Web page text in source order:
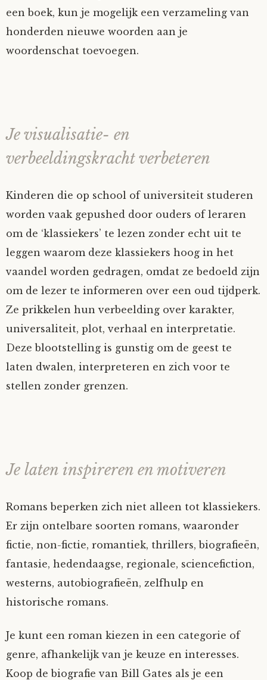
een boek, kun je mogelijk een verzameling van
honderden nieuwe woorden aan je
woordenschat toevoegen.
Je visualisatie- en
verbeeldingskracht verbeteren
Kinderen die op school of universiteit studeren
worden vaak gepushed door ouders of leraren
om de ‘klassiekers’ te lezen zonder echt uit te
leggen waarom deze klassiekers hoog in het
vaandel worden gedragen, omdat ze bedoeld zijn
om de lezer te informeren over een oud tijdperk.
Ze prikkelen hun verbeelding over karakter,
universaliteit, plot, verhaal en interpretatie.
Deze blootstelling is gunstig om de geest te
laten dwalen, interpreteren en zich voor te
stellen zonder grenzen.
Je laten inspireren en motiveren
Romans beperken zich niet alleen tot klassiekers.
Er zijn ontelbare soorten romans, waaronder
fictie, non-fictie, romantiek, thrillers, biografieën,
fantasie, hedendaagse, regionale, sciencefiction,
westerns, autobiografieën, zelfhulp en
historische romans.
Je kunt een roman kiezen in een categorie of
genre, afhankelijk van je keuze en interesses.
Koop de biografie van Bill Gates als je een